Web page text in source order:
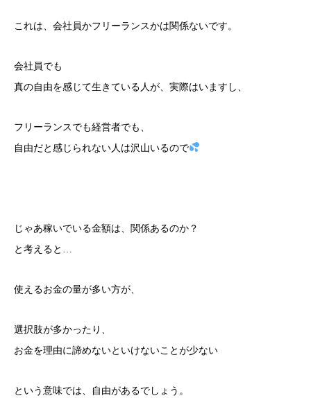
これは、会社員かフリーランスかは関係ないです。
会社員でも
真の自由を感じて生きている人が、実際はいますし、
フリーランスでも経営者でも、
自由だと感じられない人は沢山いるので
じゃあ稼いでいる金額は、関係あるのか？
と考えると…
使えるお金の量が多い方が、
選択肢が多かったり、
お金を理由に諦めないといけないことが少ない
という意味では、自由があるでしょう。